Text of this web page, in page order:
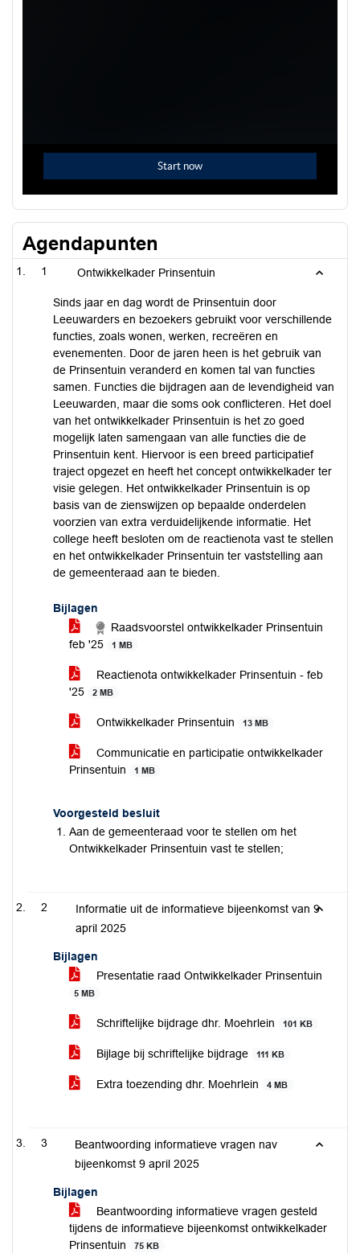
Agendapunten
1 Ontwikkelkader Prinsentuin
Sinds jaar en dag wordt de Prinsentuin door
Leeuwarders en bezoekers gebruikt voor verschillende
functies, zoals wonen, werken, recreëren en
evenementen. Door de jaren heen is het gebruik van
de Prinsentuin veranderd en komen tal van functies
samen. Functies die bijdragen aan de levendigheid van
Leeuwarden, maar die soms ook conflicteren. Het doel
van het ontwikkelkader Prinsentuin is het zo goed
mogelijk laten samengaan van alle functies die de
Prinsentuin kent. Hiervoor is een breed participatief
traject opgezet en heeft het concept ontwikkelkader ter
visie gelegen. Het ontwikkelkader Prinsentuin is op
basis van de zienswijzen op bepaalde onderdelen
voorzien van extra verduidelijkende informatie. Het
college heeft besloten om de reactienota vast te stellen
en het ontwikkelkader Prinsentuin ter vaststelling aan
de gemeenteraad aan te bieden.
Bijlagen
Raadsvoorstel ontwikkelkader Prinsentuin
feb '25
1 MB
Reactienota ontwikkelkader Prinsentuin - feb
'25
2 MB
Ontwikkelkader Prinsentuin 13 MB
Communicatie en participatie ontwikkelkader
Prinsentuin
1 MB
Voorgesteld besluit
Aan de gemeenteraad voor te stellen om het
Ontwikkelkader Prinsentuin vast te stellen;
2
Informatie uit de informatieve bijeenkomst van 9
april 2025
Bijlagen
Presentatie raad Ontwikkelkader Prinsentuin
5 MB
Schriftelijke bijdrage dhr. Moehrlein 101 KB
Bijlage bij schriftelijke bijdrage 111 KB
Extra toezending dhr. Moehrlein 4 MB
3
Beantwoording informatieve vragen nav
bijeenkomst 9 april 2025
Bijlagen
Beantwoording informatieve vragen gesteld
tijdens de informatieve bijeenkomst ontwikkelkader
Prinsentuin
75 KB